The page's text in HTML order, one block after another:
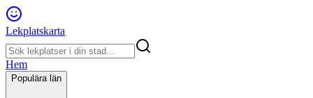
Lekplatskarta
Hem
Populära län